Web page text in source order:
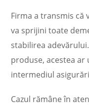
Firma a transmis că
va sprijini toate
stabilirea
produse, acestea
intermediul
Cazul rămâne în